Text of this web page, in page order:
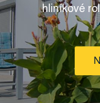
hliníkové